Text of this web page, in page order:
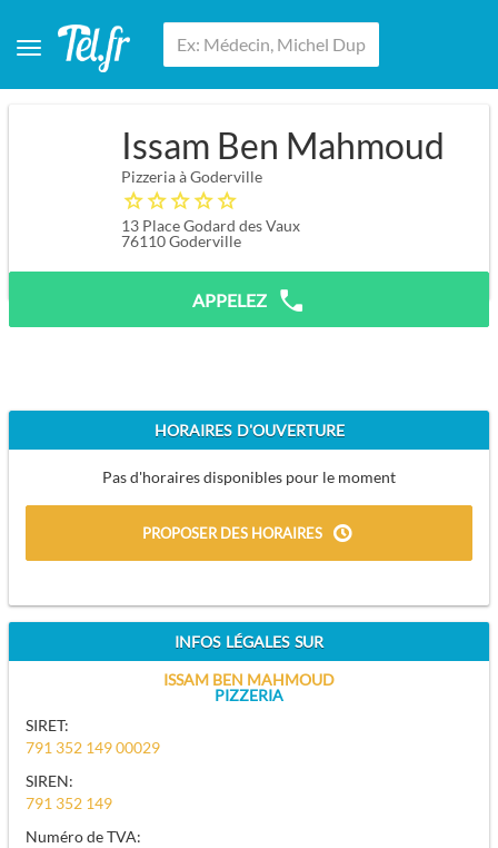
Issam Ben Mahmoud
Pizzeria à Goderville
13 Place Godard des Vaux
76110Goderville
APPELEZ
HORAIRES D'OUVERTURE
Pas d'horaires disponibles pour le moment
PROPOSER DES HORAIRES
INFOS LÉGALES SUR
ISSAM BEN MAHMOUD
PIZZERIA
SIRET:
791 352 149 00029
SIREN:
791 352 149
Numéro de TVA: